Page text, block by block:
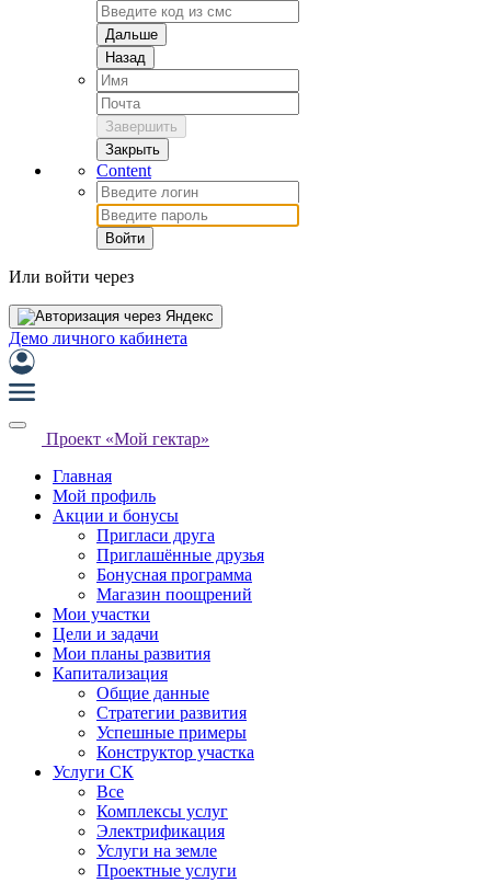
Дальше
Назад
Завершить
Закрыть
Content
Войти
Или войти через
Демо личного кабинета
Проект «Мой гектар»
Главная
Мой профиль
Акции и бонусы
Пригласи друга
Приглашённые друзья
Бонусная программа
Магазин поощрений
Мои участки
Цели и задачи
Мои планы развития
Капитализация
Общие данные
Стратегии развития
Успешные примеры
Конструктор участка
Услуги СК
Все
Комплексы услуг
Электрификация
Услуги на земле
Проектные услуги